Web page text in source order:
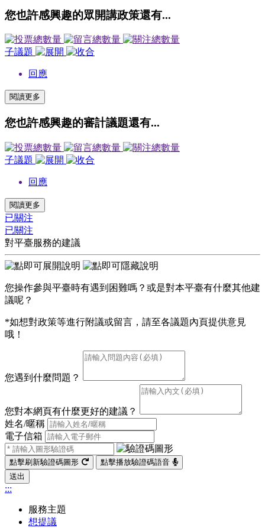
您也許感興趣的眾開講政策還有...
子議題
回應
閱讀更多
您也許感興趣的審計議題還有...
子議題
回應
閱讀更多
已關注
已關注
對平臺服務的建議
您操作參與平臺時有遇到困難嗎？或是對本平臺有什麼其他建
議呢？
*如想對政策等進行附議或留言，請至各議題內頁提供意見
哦！
您遇到什麼問題？
您對本網頁有什麼更好的建議？
姓名/暱稱
電子信箱
點擊刷新驗證碼圖形
點擊播放驗證碼語音
送出
:::
服務主題
想提議